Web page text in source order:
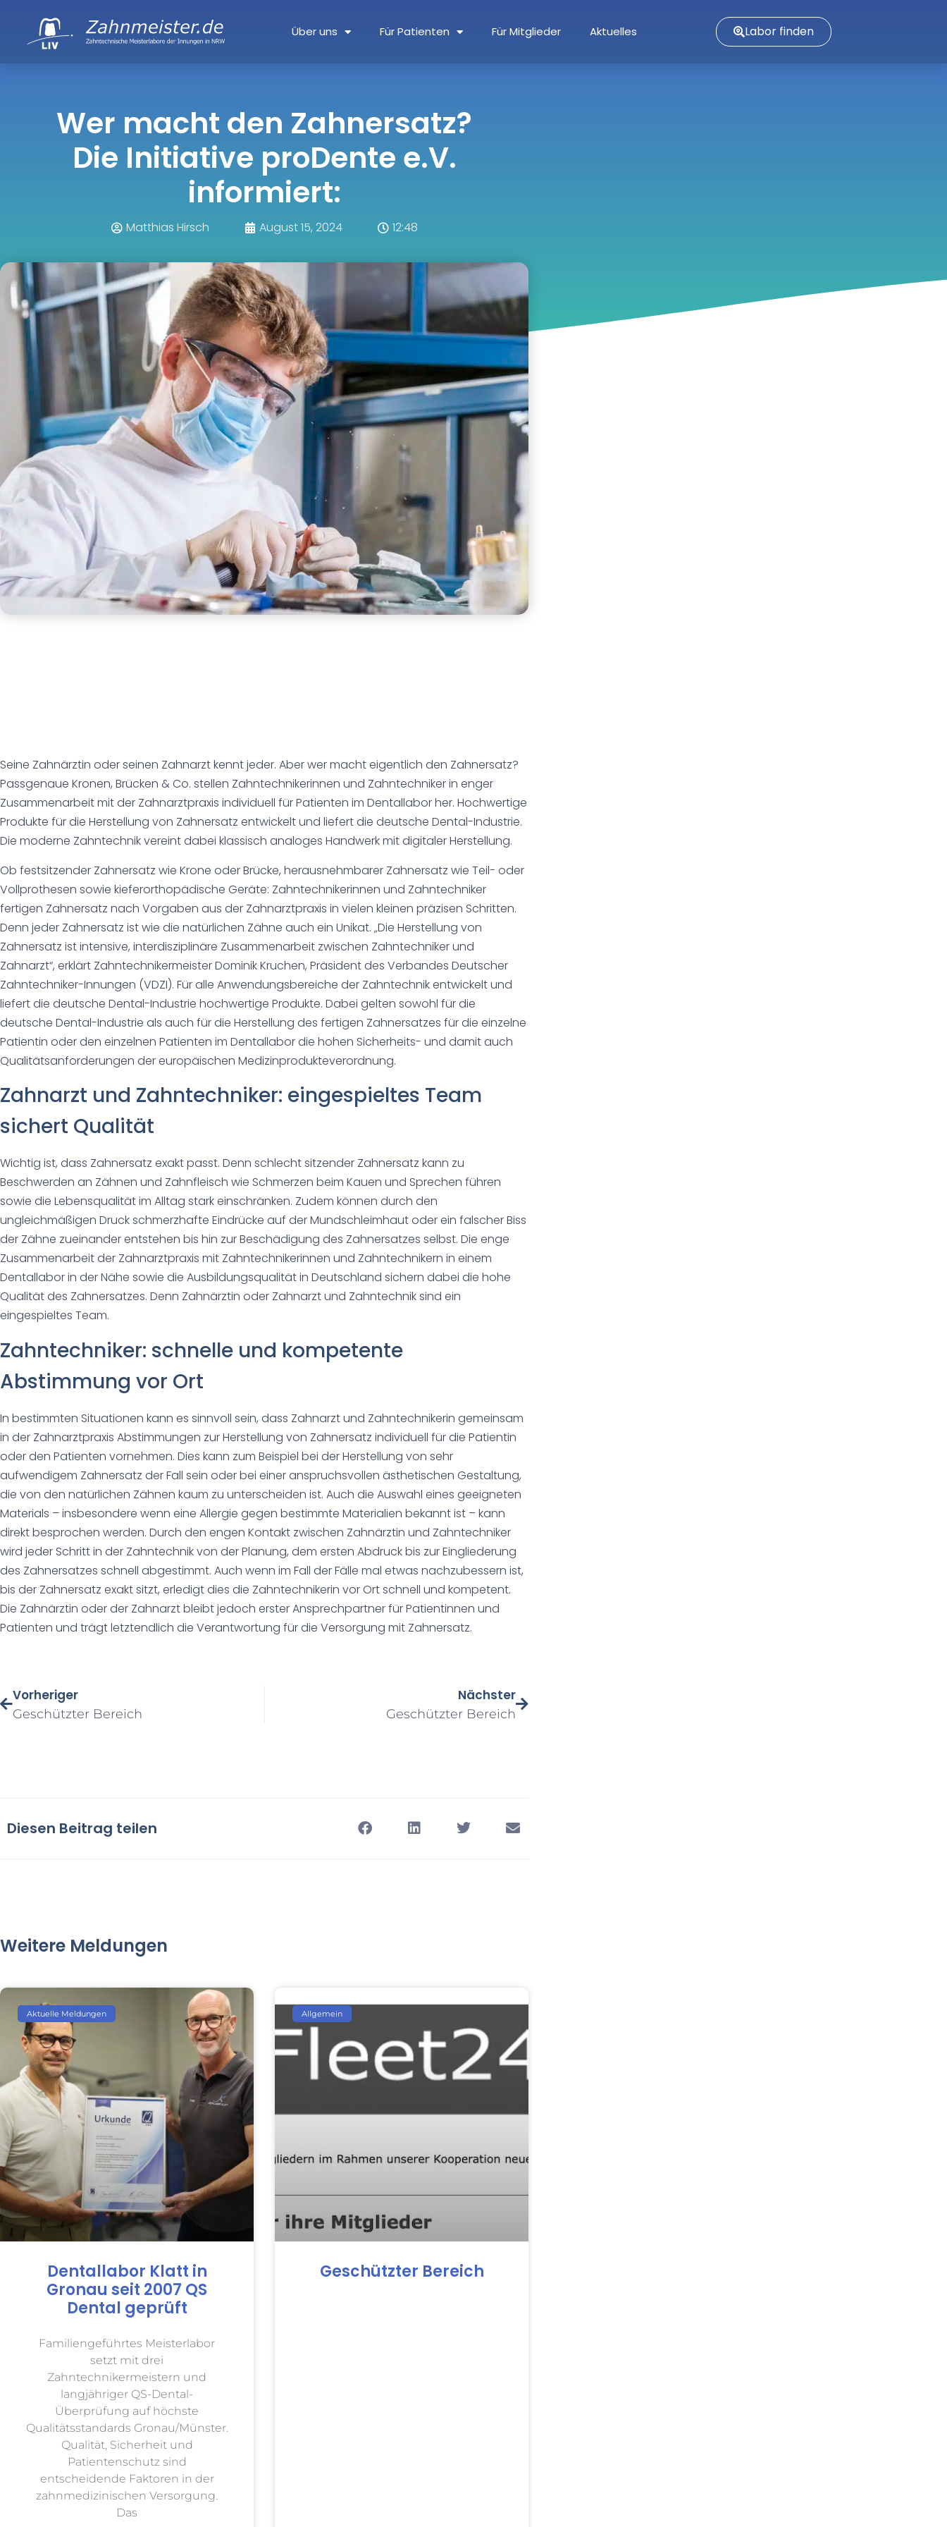
Über uns Für Patienten Für Mitglieder Aktuelles Labor finden
Wer macht den Zahnersatz?
Die Initiative proDente e.V.
informiert:
Matthias Hirsch August 15, 2024 12:48
Seine Zahnärztin oder seinen Zahnarzt kennt jeder. Aber wer macht eigentlich den Zahnersatz?
Passgenaue Kronen, Brücken & Co. stellen Zahntechnikerinnen und Zahntechniker in enger
Zusammenarbeit mit der Zahnarztpraxis individuell für Patienten im Dentallabor her. Hochwertige
Produkte für die Herstellung von Zahnersatz entwickelt und liefert die deutsche Dental-Industrie.
Die moderne Zahntechnik vereint dabei klassisch analoges Handwerk mit digitaler Herstellung.
Ob festsitzender Zahnersatz wie Krone oder Brücke, herausnehmbarer Zahnersatz wie Teil- oder
Vollprothesen sowie kieferorthopädische Geräte: Zahntechnikerinnen und Zahntechniker
fertigen Zahnersatz nach Vorgaben aus der Zahnarztpraxis in vielen kleinen präzisen Schritten.
Denn jeder Zahnersatz ist wie die natürlichen Zähne auch ein Unikat. „Die Herstellung von
Zahnersatz ist intensive, interdisziplinäre Zusammenarbeit zwischen Zahntechniker und
Zahnarzt“, erklärt Zahntechnikermeister Dominik Kruchen, Präsident des Verbandes Deutscher
Zahntechniker-Innungen (VDZI). Für alle Anwendungsbereiche der Zahntechnik entwickelt und
liefert die deutsche Dental-Industrie hochwertige Produkte. Dabei gelten sowohl für die
deutsche Dental-Industrie als auch für die Herstellung des fertigen Zahnersatzes für die einzelne
Patientin oder den einzelnen Patienten im Dentallabor die hohen Sicherheits- und damit auch
Qualitätsanforderungen der europäischen Medizinprodukteverordnung.
Zahnarzt und Zahntechniker: eingespieltes Team
sichert Qualität
Wichtig ist, dass Zahnersatz exakt passt. Denn schlecht sitzender Zahnersatz kann zu
Beschwerden an Zähnen und Zahnfleisch wie Schmerzen beim Kauen und Sprechen führen
sowie die Lebensqualität im Alltag stark einschränken. Zudem können durch den
ungleichmäßigen Druck schmerzhafte Eindrücke auf der Mundschleimhaut oder ein falscher Biss
der Zähne zueinander entstehen bis hin zur Beschädigung des Zahnersatzes selbst. Die enge
Zusammenarbeit der Zahnarztpraxis mit Zahntechnikerinnen und Zahntechnikern in einem
Dentallabor in der Nähe sowie die Ausbildungsqualität in Deutschland sichern dabei die hohe
Qualität des Zahnersatzes. Denn Zahnärztin oder Zahnarzt und Zahntechnik sind ein
eingespieltes Team.
Zahntechniker: schnelle und kompetente
Abstimmung vor Ort
In bestimmten Situationen kann es sinnvoll sein, dass Zahnarzt und Zahntechnikerin gemeinsam
in der Zahnarztpraxis Abstimmungen zur Herstellung von Zahnersatz individuell für die Patientin
oder den Patienten vornehmen. Dies kann zum Beispiel bei der Herstellung von sehr
aufwendigem Zahnersatz der Fall sein oder bei einer anspruchsvollen ästhetischen Gestaltung,
die von den natürlichen Zähnen kaum zu unterscheiden ist. Auch die Auswahl eines geeigneten
Materials – insbesondere wenn eine Allergie gegen bestimmte Materialien bekannt ist – kann
direkt besprochen werden. Durch den engen Kontakt zwischen Zahnärztin und Zahntechniker
wird jeder Schritt in der Zahntechnik von der Planung, dem ersten Abdruck bis zur Eingliederung
des Zahnersatzes schnell abgestimmt. Auch wenn im Fall der Fälle mal etwas nachzubessern ist,
bis der Zahnersatz exakt sitzt, erledigt dies die Zahntechnikerin vor Ort schnell und kompetent.
Die Zahnärztin oder der Zahnarzt bleibt jedoch erster Ansprechpartner für Patientinnen und
Patienten und trägt letztendlich die Verantwortung für die Versorgung mit Zahnersatz.
Vorheriger
Geschützter Bereich
Nächster
Geschützter Bereich
Diesen Beitrag teilen
Weitere Meldungen
Aktuelle Meldungen
Dentallabor Klatt in
Gronau seit 2007 QS
Dental geprüft
Familiengeführtes Meisterlabor
setzt mit drei
Zahntechnikermeistern und
langjähriger QS-Dental-
Überprüfung auf höchste
Qualitätsstandards Gronau/Münster.
Qualität, Sicherheit und
Patientenschutz sind
entscheidende Faktoren in der
zahnmedizinischen Versorgung.
Das
Allgemein
Geschützter Bereich